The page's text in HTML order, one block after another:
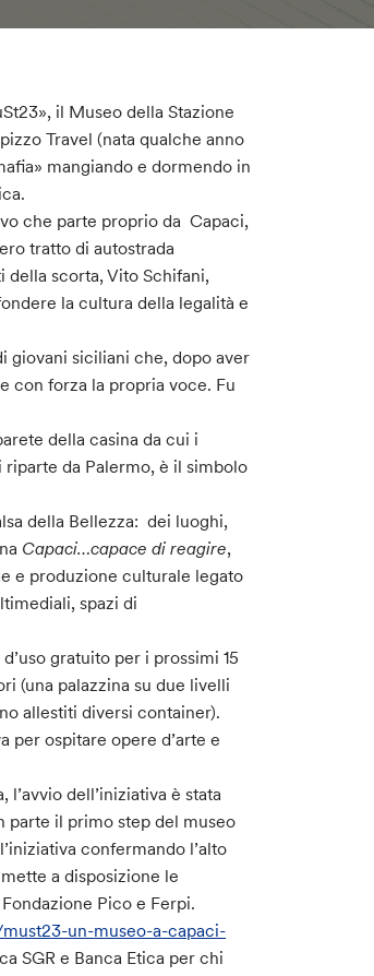
il Museo della Stazione
Travel (nata qualche anno
mangiando e dormendo in
che parte proprio da Capaci,
tratto di autostrada
scorta, Vito Schifani,
la cultura della legalità e
giovani siciliani che, dopo aver
con forza la propria voce. Fu
della casina da cui i
da Palermo, è il simbolo
della Bellezza: dei luoghi,
Capaci…capace di reagire,
e produzione culturale legato
spazi di
gratuito per i prossimi 15
(una palazzina su due livelli
allestiti diversi container).
per ospitare opere d’arte e
dell’iniziativa è stata
parte il primo step del museo
confermando l’alto
a disposizione le
Pico e Ferpi.
un-museo-a-capaci-
SGR e Banca Etica per chi